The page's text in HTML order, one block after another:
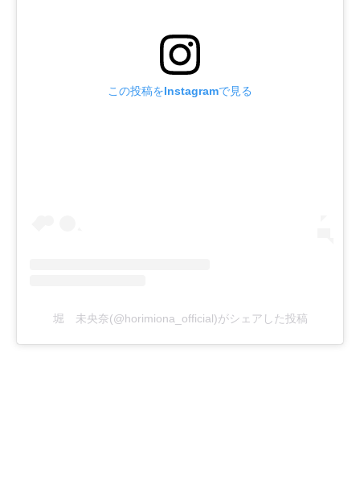
この投稿をInstagramで見る
堀 未央奈(@horimiona_official)がシェアした投稿